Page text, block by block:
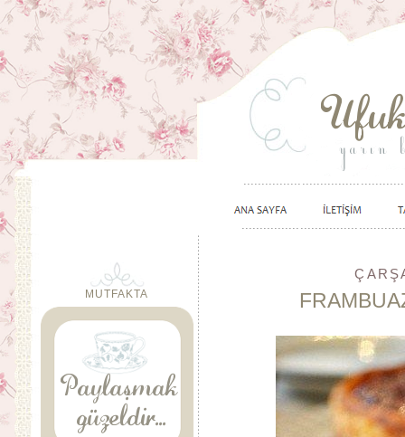
MUTFAKTA